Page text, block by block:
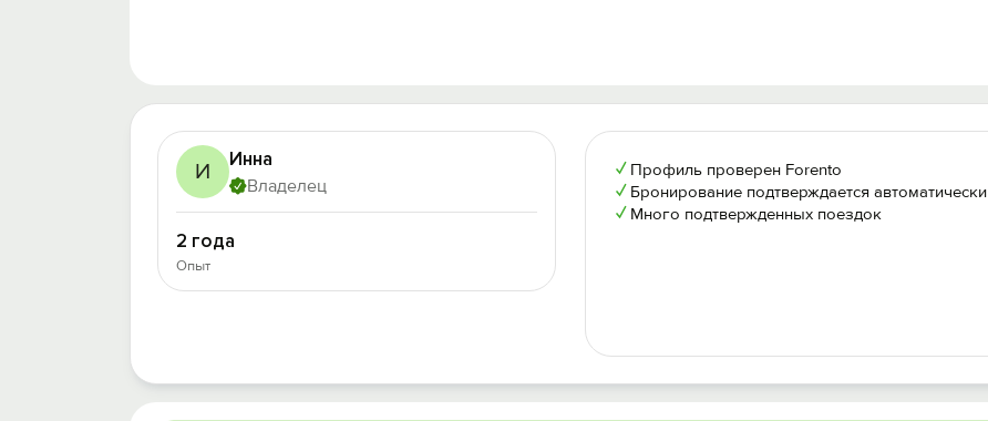
И Инна
Владелец
2 года
Опыт
✓ Профиль проверен Forento
✓ Бронирование подтверждается автоматически
✓ Много подтвержденных поездок